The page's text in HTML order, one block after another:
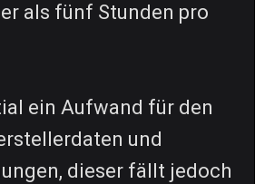
als fünf Stunden pro
ein Aufwand für den
und
dieser fällt jedoch